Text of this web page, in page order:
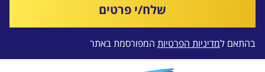
שלח/י פרטים
בהתאם למדיניות הפרטיות המפורסמת באתר